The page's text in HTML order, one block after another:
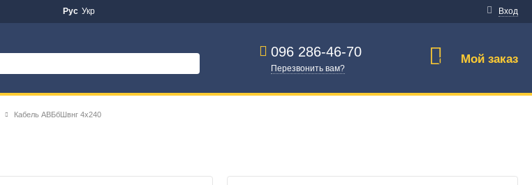
Новости Вход
Рус Укр
096 286-46-70
Перезвонить вам?
0 Мой заказ
Кабель АВБбШвнг 4х240